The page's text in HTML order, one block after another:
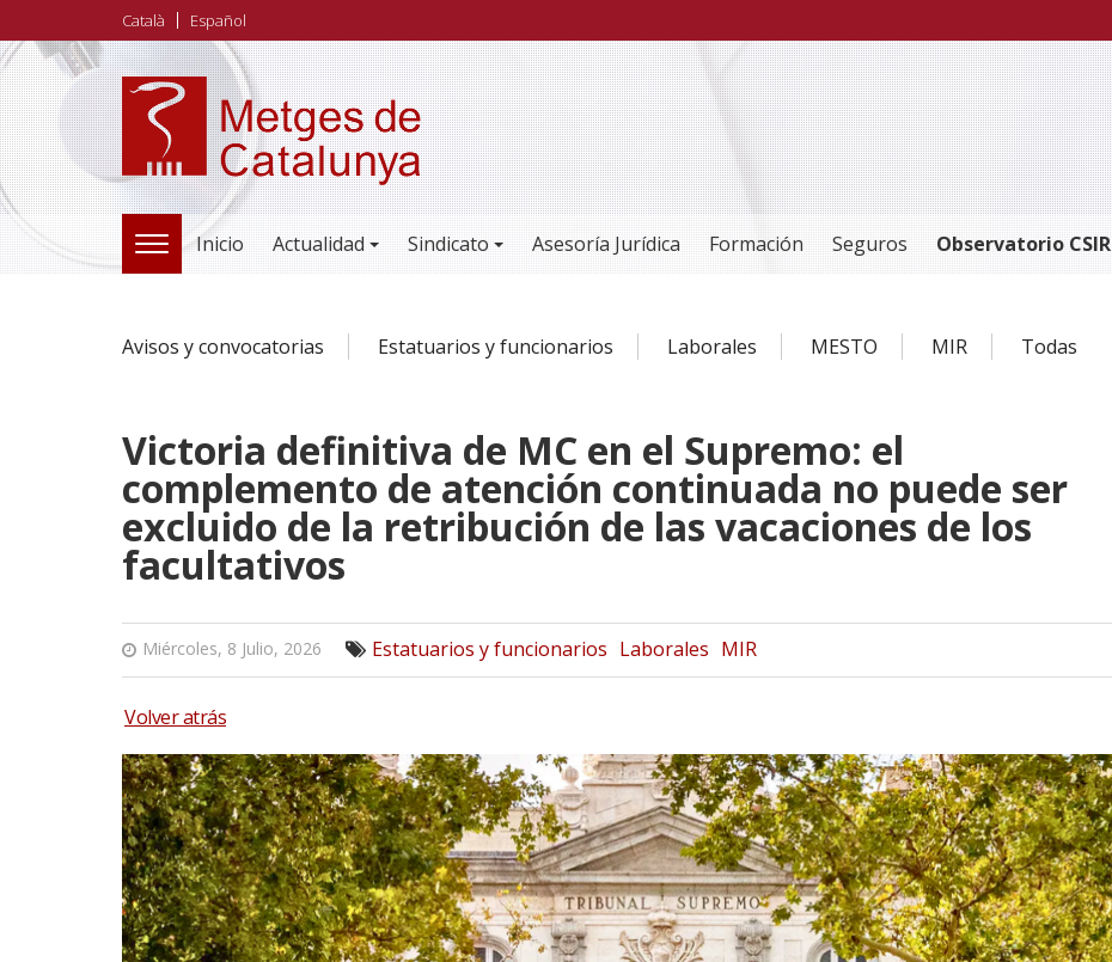
al
contenido
principal
Català Español
TOGGLE
NAVIGATION
Inicio Actualidad Sindicato Asesoría Jurídica Formación Seguros Observatorio CSIR
Avisos y convocatorias Estatuarios y funcionarios Laborales MESTO MIR Todas
Victoria definitiva de MC en el Supremo: el
complemento de atención continuada no puede ser
excluido de la retribución de las vacaciones de los
facultativos
Miércoles, 8 Julio, 2026 Estatuarios y funcionarios Laborales MIR